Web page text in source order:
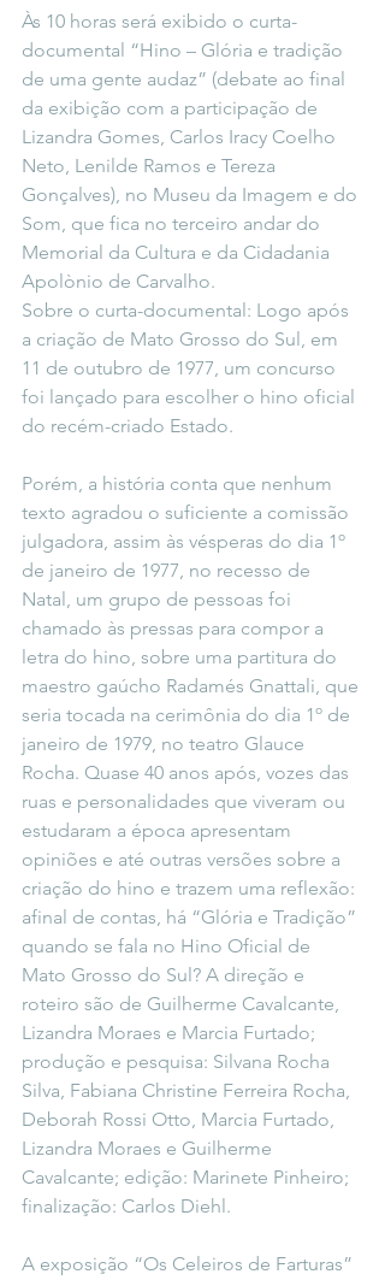
Às 10 horas será exibido o curta-
documental “Hino – Glória e tradição
de uma gente audaz” (debate ao final
da exibição com a participação de
Lizandra Gomes, Carlos Iracy Coelho
Neto, Lenilde Ramos e Tereza
Gonçalves), no Museu da Imagem e do
Som, que fica no terceiro andar do
Memorial da Cultura e da Cidadania
Apolònio de Carvalho.
Sobre o curta-documental: Logo após
a criação de Mato Grosso do Sul, em
11 de outubro de 1977, um concurso
foi lançado para escolher o hino oficial
do recém-criado Estado.
Porém, a história conta que nenhum
texto agradou o suficiente a comissão
julgadora, assim às vésperas do dia 1º
de janeiro de 1977, no recesso de
Natal, um grupo de pessoas foi
chamado às pressas para compor a
letra do hino, sobre uma partitura do
maestro gaúcho Radamés Gnattali, que
seria tocada na cerimônia do dia 1º de
janeiro de 1979, no teatro Glauce
Rocha. Quase 40 anos após, vozes das
ruas e personalidades que viveram ou
estudaram a época apresentam
opiniões e até outras versões sobre a
criação do hino e trazem uma reflexão:
afinal de contas, há “Glória e Tradição”
quando se fala no Hino Oficial de
Mato Grosso do Sul? A direção e
roteiro são de Guilherme Cavalcante,
Lizandra Moraes e Marcia Furtado;
produção e pesquisa: Silvana Rocha
Silva, Fabiana Christine Ferreira Rocha,
Deborah Rossi Otto, Marcia Furtado,
Lizandra Moraes e Guilherme
Cavalcante; edição: Marinete Pinheiro;
finalização: Carlos Diehl.
A exposição “Os Celeiros de Farturas”